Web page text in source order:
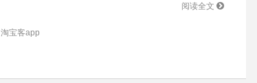
阅读全文
淘宝客app